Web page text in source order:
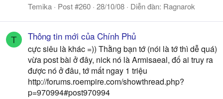
Temika Post #260 28/10/08 Diễn đàn: Ragnarok
T Thông tin mới của Chính Phủ
cực siêu là khác =)) Thằng bạn tớ (nói là tớ thì dễ quá)
vừa post bài ở đây, nick nó là Armisaeal, đố ai truy ra
được nó ở đâu, tớ mất ngay 1 triệu
http://forums.roempire.com/showthread.php?
p=970994#post970994